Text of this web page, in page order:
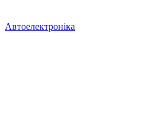
Автоелектроніка